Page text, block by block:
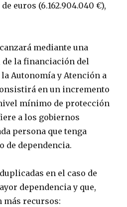
euros (6.162.904.040 €),
mediante una
la financiación del
la Autonomía y Atención a
en un incremento
mínimo de protección
a los gobiernos
persona que tenga
de dependencia.
en el caso de
dependencia y que,
más recursos: